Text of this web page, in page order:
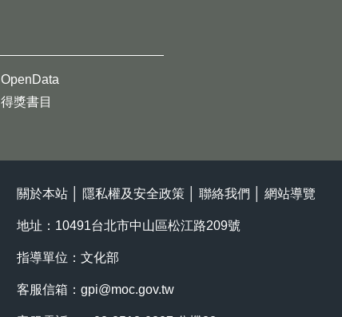
OpenData
得獎書目
關於本站 隱私權及安全政策 聯絡我們 網站導覽
地址：10491台北市中山區松江路209號
指導單位：文化部
客服信箱： gpi@moc.gov.tw